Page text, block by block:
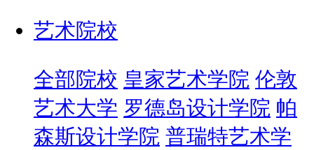
艺术院校
全部院校 皇家艺术学院 伦敦
艺术大学 罗德岛设计学院 帕
森斯设计学院 普瑞特艺术学